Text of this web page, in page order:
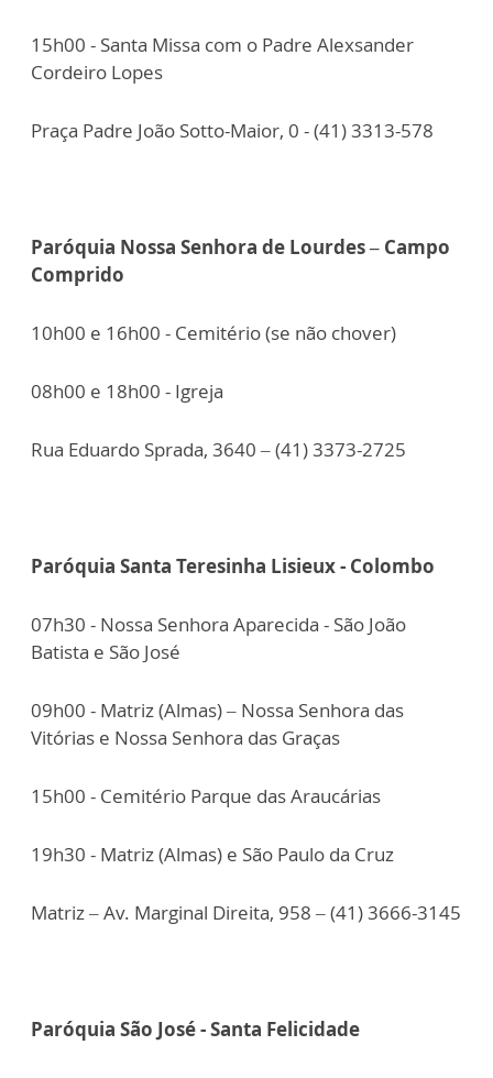
15h00 - Santa Missa com o Padre Alexsander
Cordeiro Lopes
Praça Padre João Sotto-Maior, 0 - (41) 3313-578
Paróquia Nossa Senhora de Lourdes – Campo
Comprido
10h00 e 16h00 - Cemitério (se não chover)
08h00 e 18h00 - Igreja
Rua Eduardo Sprada, 3640 – (41) 3373-2725
Paróquia Santa Teresinha Lisieux - Colombo
07h30 - Nossa Senhora Aparecida - São João
Batista e São José
09h00 - Matriz (Almas) – Nossa Senhora das
Vitórias e Nossa Senhora das Graças
15h00 - Cemitério Parque das Araucárias
19h30 - Matriz (Almas) e São Paulo da Cruz
Matriz – Av. Marginal Direita, 958 – (41) 3666-3145
Paróquia São José - Santa Felicidade